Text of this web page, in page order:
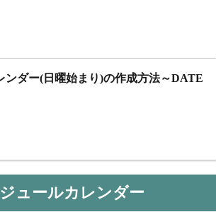
ンダー(日曜始まり)の作成方法～DATE
ュールカレンダー